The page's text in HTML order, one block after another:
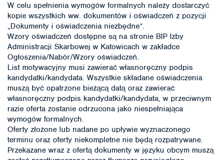
W celu spełnienia wymogów formalnych należy dostarczyć
kopie wszystkich ww. dokumentów i oświadczeń z pozycji
„Dokumenty i oświadczenia niezbędne”.
Wzory oświadczeń dostępne są na stronie BIP Izby
Administracji Skarbowej w Katowicach w zakładce
Ogłoszenia/Nabór/Wzory oświadczeń.
List motywacyjny musi zawierać własnoręczny podpis
kandydatki/kandydata. Wszystkie składane oświadczenia
muszą być opatrzone bieżącą datą oraz zawierać
własnoręczny podpis kandydatki/kandydata, w przeciwnym
razie oferta zostanie odrzucona jako niespełniająca
wymogów formalnych.
Oferty złożone lub nadane po upływie wyznaczonego
terminu oraz oferty niekompletne nie będą rozpatrywane.
Przekazane wraz z ofertą dokumenty w języku obcym muszą